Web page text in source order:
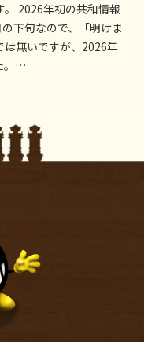
2026年初の共和情報
下旬なので、「明けま
は無いですが、2026年
。…